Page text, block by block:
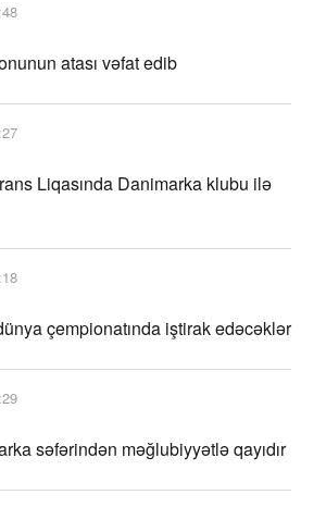
atası vəfat edib
Liqasında Danimarka klubu ilə
çempionatında iştirak edəcəklər
səfərindən məğlubiyyətlə qayıdır